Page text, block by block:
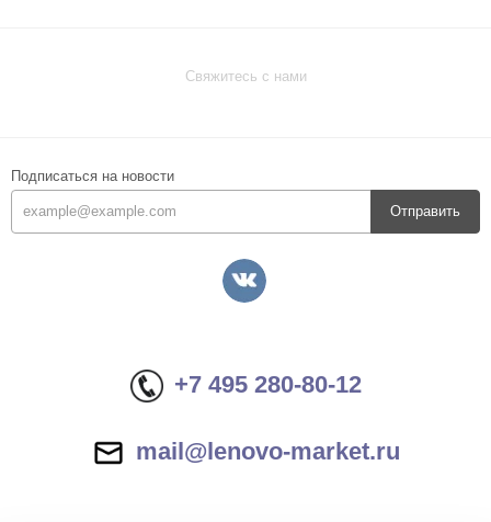
Свяжитесь с нами
Подписаться на новости
Отправить
+7 495 280-80-12
mail@lenovo-market.ru